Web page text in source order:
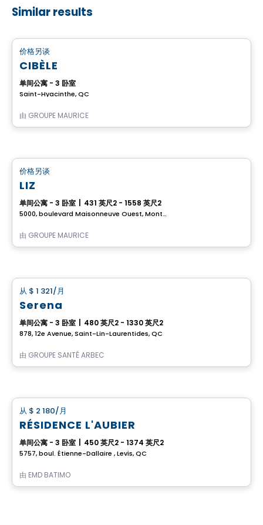
Similar results
价格另谈
CIBÈLE
单间公寓 - 3 卧室
Saint-Hyacinthe, QC
由 GROUPE MAURICE
价格另谈
LIZ
单间公寓 - 3 卧室 431 英尺2 - 1558 英尺2
5000, boulevard Maisonneuve Ouest, Montreal, QC
由 GROUPE MAURICE
从 $ 1 321/月
Serena
单间公寓 - 3 卧室 480 英尺2 - 1330 英尺2
878, 12e Avenue, Saint-Lin-Laurentides, QC
由 GROUPE SANTÉ ARBEC
从 $ 2 180/月
RÉSIDENCE L'AUBIER
单间公寓 - 3 卧室 450 英尺2 - 1374 英尺2
5757, boul. Étienne-Dallaire , Levis, QC
由 EMD BATIMO